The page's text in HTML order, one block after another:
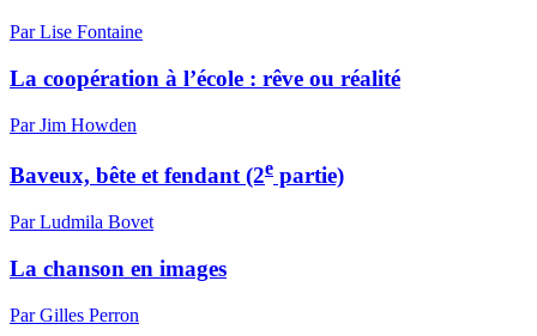
Par Lise Fontaine
La coopération à l’école : rêve ou réalité
Par Jim Howden
Baveux, bête et fendant (2e partie)
Par Ludmila Bovet
La chanson en images
Par Gilles Perron